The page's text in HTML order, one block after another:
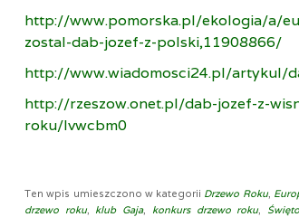
http://www.pomorska.pl/ekologia/a/
zostal-dab-jozef-z-polski,11908866/
http://www.wiadomosci24.pl/artykul/
http://rzeszow.onet.pl/dab-jozef-z-
roku/lvwcbm0
Ten wpis umieszczono w kategorii Drzewo Roku,
drzewo roku, klub Gaja, konkurs drzewo roku,